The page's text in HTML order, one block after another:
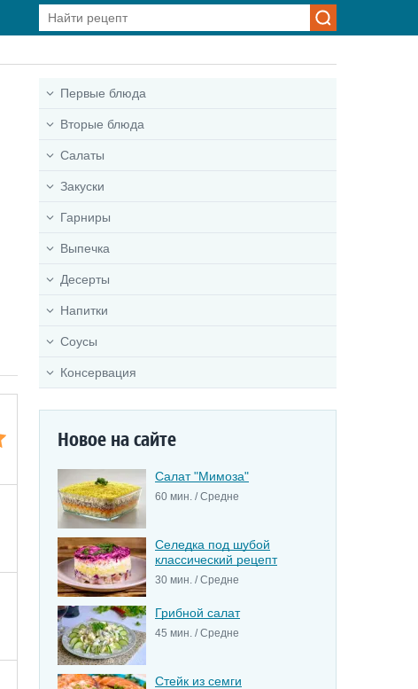
Первые блюда
Вторые блюда
Салаты
Закуски
Гарниры
Выпечка
Десерты
Напитки
Соусы
Консервация
Новое на сайте
Салат "Мимоза"
60 мин. / Средне
Селедка под шубой
классический рецепт
30 мин. / Средне
Грибной салат
45 мин. / Средне
Стейк из семги